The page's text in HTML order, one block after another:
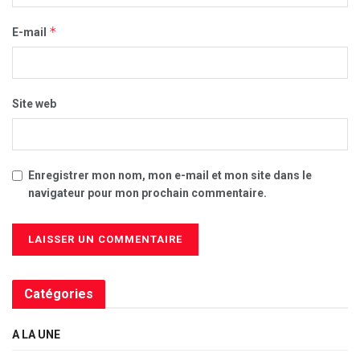
E-mail *
Site web
Enregistrer mon nom, mon e-mail et mon site dans le
navigateur pour mon prochain commentaire.
Catégories
A LA UNE